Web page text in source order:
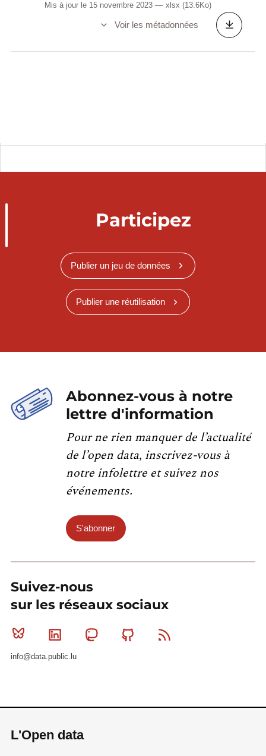
Mis à jour le 15 novembre 2023 xlsx (13.6Ko)
Voir les métadonnées
Participez
Publier un jeu de données
Publier une réutilisation
Abonnez-vous à notre
lettre d'information
Pour ne rien manquer de l’actualité
de l’open data, inscrivez-vous à
notre infolettre et suivez nos
événements.
S'abonner
Suivez-nous
sur les réseaux sociaux
Bluesky Linkedin MastodonGithub
info@data.public.lu
L'Open data